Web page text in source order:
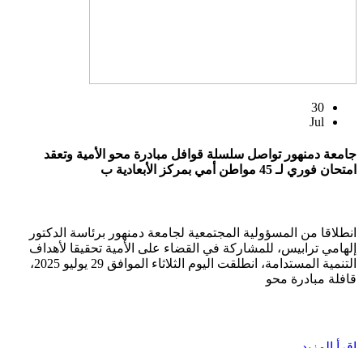
30
Jul
جامعة دمنهور تواصل سلسلة قوافل مبادرة محو الأمية وتعقد
امتحان فوري لـ 45 مواطن أمي بمركز الأبعادية ب
انطلاقا من المسؤولية المجتمعية لجامعة دمنهور برئاسة الدكتور
إلهامي ترابيس، للمشاركة في القضاء على الأمية تحقيقا لأهداف
التنمية المستدامة، انطلقت اليوم الثلاثاء الموافق 29 يوليو 2025،
قافلة مبادرة محو